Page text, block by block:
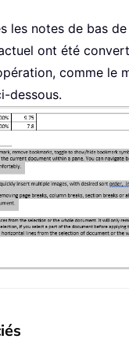
les notes de bas
ont été
comme le
dessous.